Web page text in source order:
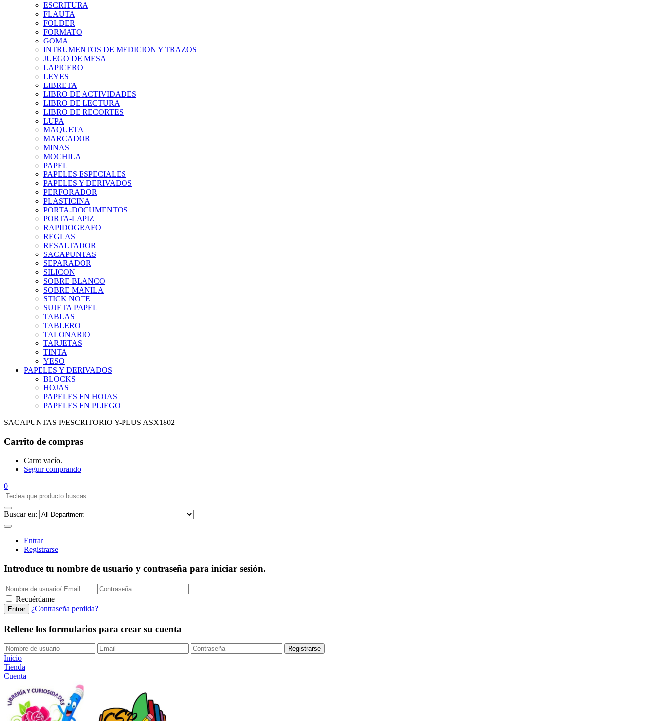
ESCRITURA
FLAUTA
FOLDER
FORMATO
GOMA
INTRUMENTOS DE MEDICION Y TRAZOS
JUEGO DE MESA
LAPICERO
LEYES
LIBRETA
LIBRO DE ACTIVIDADES
LIBRO DE LECTURA
LIBRO DE RECORTES
LUPA
MAQUETA
MARCADOR
MINAS
MOCHILA
PAPEL
PAPELES ESPECIALES
PAPELES Y DERIVADOS
PERFORADOR
PLASTICINA
PORTA-DOCUMENTOS
PORTA-LAPIZ
RAPIDOGRAFO
REGLAS
RESALTADOR
SACAPUNTAS
SEPARADOR
SILICON
SOBRE BLANCO
SOBRE MANILA
STICK NOTE
SUJETA PAPEL
TABLAS
TABLERO
TALONARIO
TARJETAS
TINTA
YESO
PAPELES Y DERIVADOS
BLOCKS
HOJAS
PAPELES EN HOJAS
PAPELES EN PLIEGO
SACAPUNTAS P/ESCRITORIO Y-PLUS ASX1802
Carrito de compras
Carro vacío.
Seguir comprando
0
Buscar en:
Entrar
Registrarse
Introduce tu nombre de usuario y contraseña para iniciar sesión.
Recuérdame
¿Contraseña perdida?
Rellene los formularios para crear su cuenta
Inicio
Tienda
Cuenta